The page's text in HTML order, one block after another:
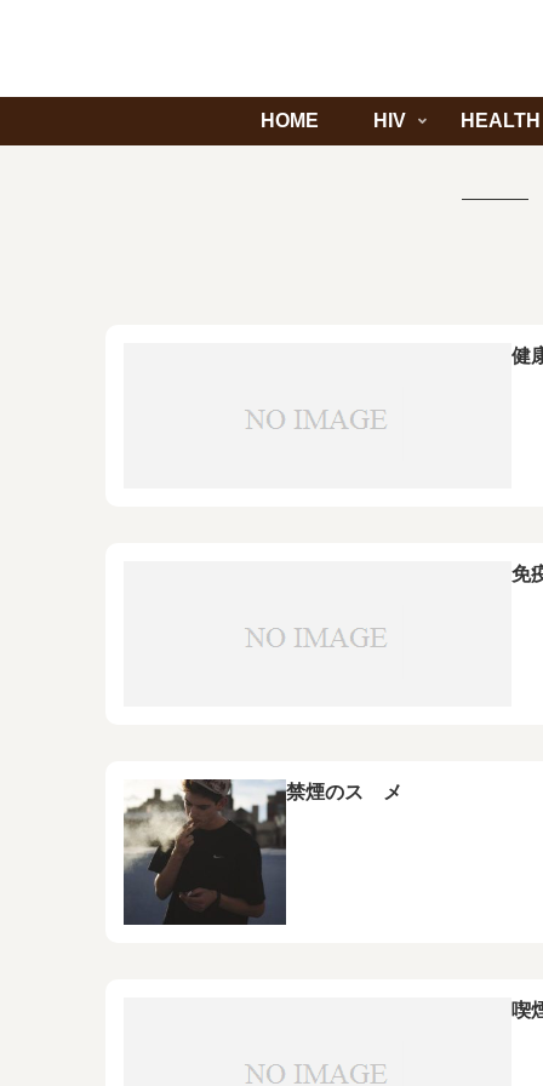
HOME HIV HEALTH
健
免
禁煙のスゝメ
喫